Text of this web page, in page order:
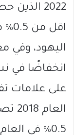
2022
اليهود، وفي
انخفاضًا في
على علامات
0.5% في العام 2022.